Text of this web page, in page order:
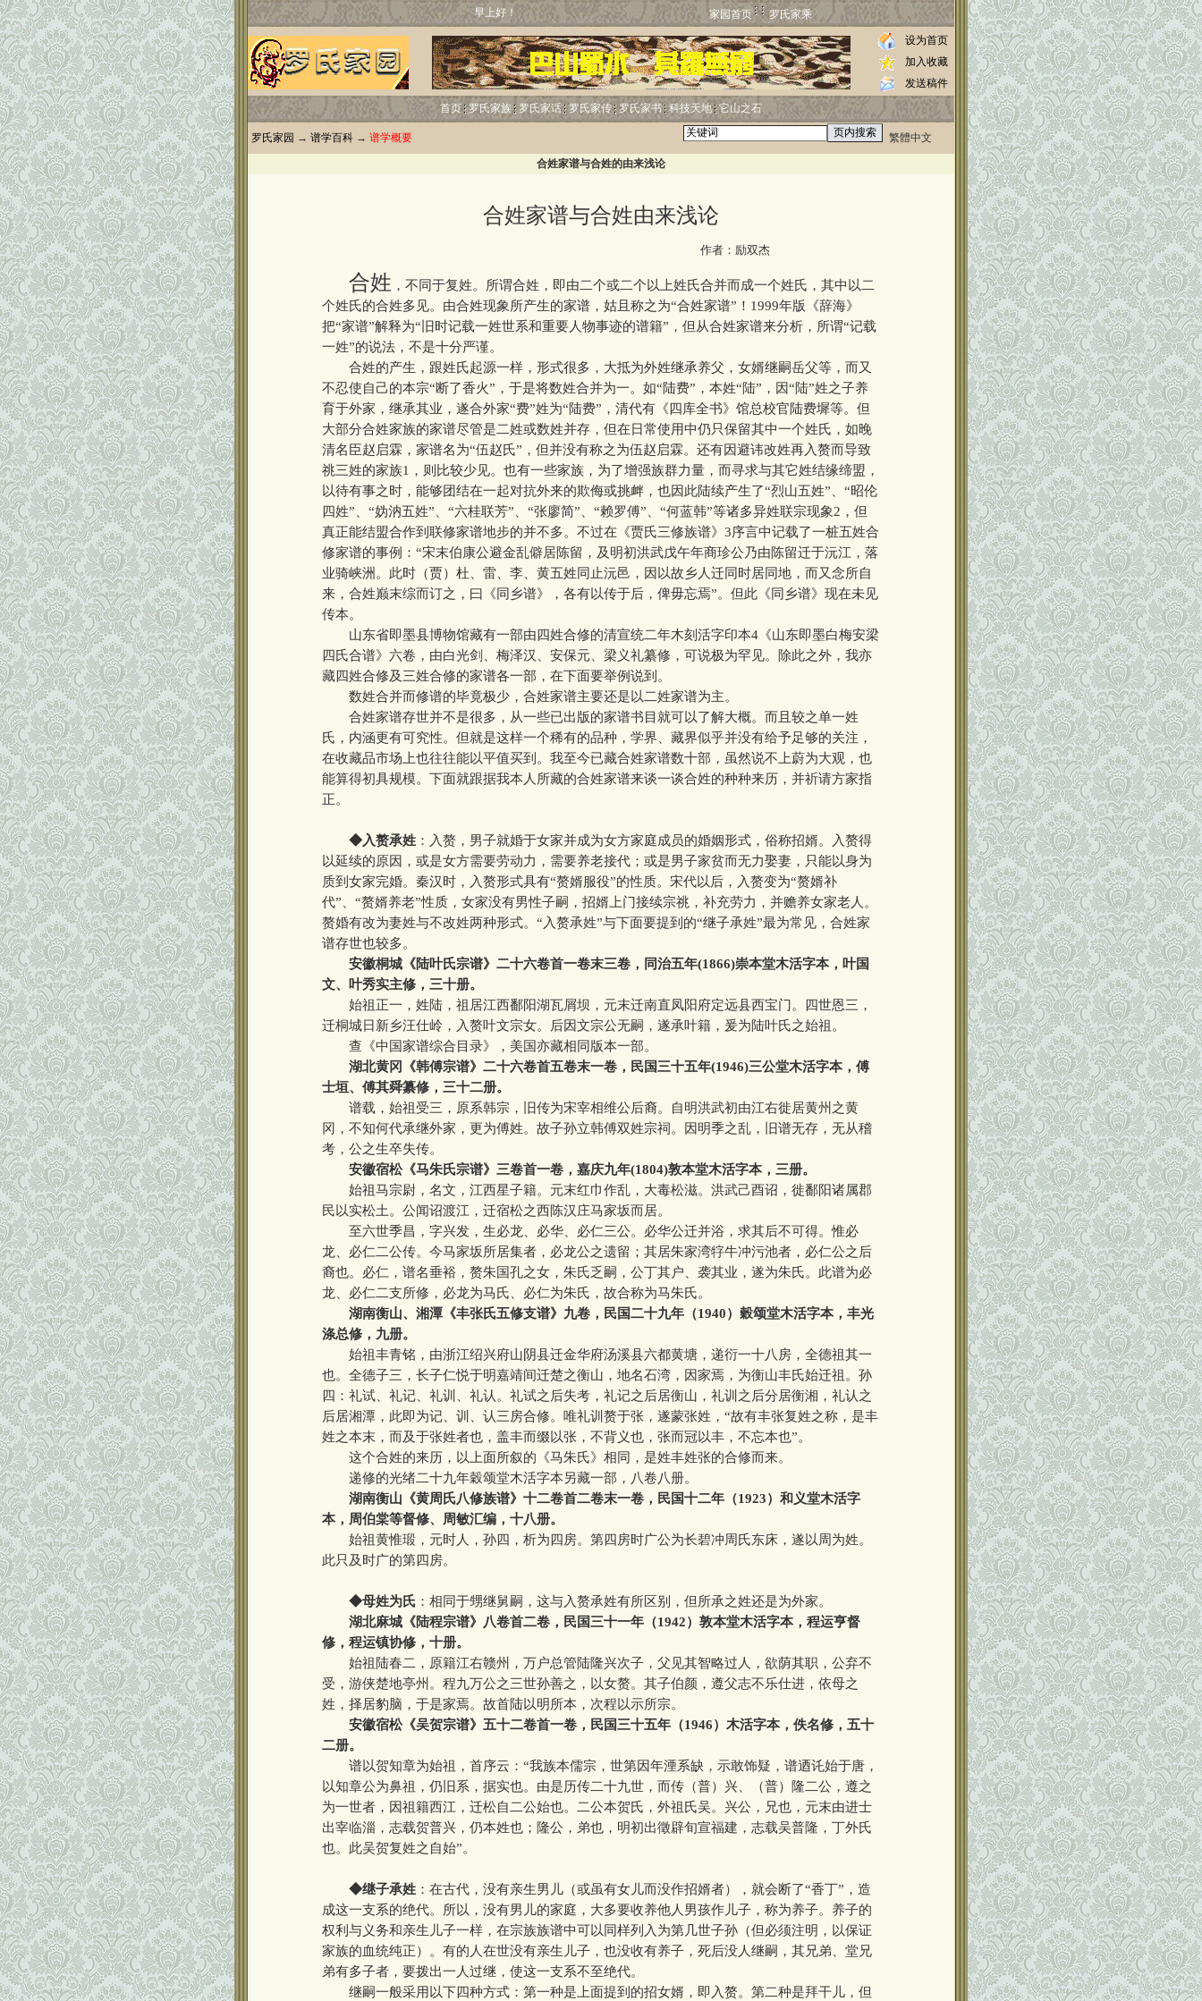
早上好！ 家园首页 罗氏家乘
设为首页
加入收藏
发送稿件
首页 罗氏家族 罗氏家话 罗氏家传 罗氏家书 科技天地 它山之石
罗氏家园 → 谱学百科 → 谱学概要 繁體中文
合姓家谱与合姓的由来浅论
合姓家谱与合姓由来浅论
作者：励双杰
合姓 ，不同于复姓。所谓合姓，即由二个或二个以上姓氏合并而成一个姓氏，其中以二
个姓氏的合姓多见。由合姓现象所产生的家谱，姑且称之为“合姓家谱”！1999年版《辞海》
把“家谱”解释为“旧时记载一姓世系和重要人物事迹的谱籍”，但从合姓家谱来分析，所谓“记载
一姓”的说法，不是十分严谨。
合姓的产生，跟姓氏起源一样，形式很多，大抵为外姓继承养父，女婿继嗣岳父等，而又
不忍使自己的本宗“断了香火”，于是将数姓合并为一。如“陆费”，本姓“陆”，因“陆”姓之子养
育于外家，继承其业，遂合外家“费”姓为“陆费”，清代有《四库全书》馆总校官陆费墀等。但
大部分合姓家族的家谱尽管是二姓或数姓并存，但在日常使用中仍只保留其中一个姓氏，如晚
清名臣赵启霖，家谱名为“伍赵氏”，但并没有称之为伍赵启霖。还有因避讳改姓再入赘而导致
祧三姓的家族1，则比较少见。也有一些家族，为了增强族群力量，而寻求与其它姓结缘缔盟，
以待有事之时，能够团结在一起对抗外来的欺侮或挑衅，也因此陆续产生了“烈山五姓”、“昭伦
四姓”、“妫汭五姓”、“六桂联芳”、“张廖简”、“赖罗傅”、“何蓝韩”等诸多异姓联宗现象2，但
真正能结盟合作到联修家谱地步的并不多。不过在《贾氏三修族谱》3序言中记载了一桩五姓合
修家谱的事例：“宋末伯康公避金乱僻居陈留，及明初洪武戊午年商珍公乃由陈留迁于沅江，落
业骑峡洲。此时（贾）杜、雷、李、黄五姓同止沅邑，因以故乡人迁同时居同地，而又念所自
来，合姓巅末综而订之，曰《同乡谱》，各有以传于后，俾毋忘焉”。但此《同乡谱》现在未见
传本。
山东省即墨县博物馆藏有一部由四姓合修的清宣统二年木刻活字印本4《山东即墨白梅安梁
四氏合谱》六卷，由白光剑、梅泽汉、安保元、梁义礼纂修，可说极为罕见。除此之外，我亦
藏四姓合修及三姓合修的家谱各一部，在下面要举例说到。
数姓合并而修谱的毕竟极少，合姓家谱主要还是以二姓家谱为主。
合姓家谱存世并不是很多，从一些已出版的家谱书目就可以了解大概。而且较之单一姓
氏，内涵更有可究性。但就是这样一个稀有的品种，学界、藏界似乎并没有给予足够的关注，
在收藏品市场上也往往能以平值买到。我至今已藏合姓家谱数十部，虽然说不上蔚为大观，也
能算得初具规模。下面就跟据我本人所藏的合姓家谱来谈一谈合姓的种种来历，并祈请方家指
正。
◆入赘承姓 ：入赘，男子就婚于女家并成为女方家庭成员的婚姻形式，俗称招婿。入赘得
以延续的原因，或是女方需要劳动力，需要养老接代；或是男子家贫而无力娶妻，只能以身为
质到女家完婚。秦汉时，入赘形式具有“赘婿服役”的性质。宋代以后，入赘变为“赘婿补
代”、“赘婿养老”性质，女家没有男性子嗣，招婿上门接续宗祧，补充劳力，并赡养女家老人。
赘婚有改为妻姓与不改姓两种形式。“入赘承姓”与下面要提到的“继子承姓”最为常见，合姓家
谱存世也较多。
安徽桐城《陆叶氏宗谱》二十六卷首一卷末三卷，同治五年(1866)崇本堂木活字本，叶国
文、叶秀实主修，三十册。
始祖正一，姓陆，祖居江西鄱阳湖瓦屑坝，元末迁南直凤阳府定远县西宝门。四世恩三，
迁桐城日新乡汪仕岭，入赘叶文宗女。后因文宗公无嗣，遂承叶籍，爰为陆叶氏之始祖。
查《中国家谱综合目录》，美国亦藏相同版本一部。
湖北黄冈《韩傅宗谱》二十六卷首五卷末一卷，民国三十五年(1946)三公堂木活字本，傅
士垣、傅其舜纂修，三十二册。
谱载，始祖受三，原系韩宗，旧传为宋宰相维公后裔。自明洪武初由江右徙居黄州之黄
冈，不知何代承继外家，更为傅姓。故子孙立韩傅双姓宗祠。因明季之乱，旧谱无存，无从稽
考，公之生卒失传。
安徽宿松《马朱氏宗谱》三卷首一卷，嘉庆九年(1804)敦本堂木活字本，三册。
始祖马宗尉，名文，江西星子籍。元末红巾作乱，大毒松滋。洪武己酉诏，徙鄱阳诸属郡
民以实松土。公闻诏渡江，迁宿松之西陈汉庄马家坂而居。
至六世季昌，字兴发，生必龙、必华、必仁三公。必华公迁并浴，求其后不可得。惟必
龙、必仁二公传。今马家坂所居集者，必龙公之遗留；其居朱家湾牸牛冲污池者，必仁公之后
裔也。必仁，谱名垂裕，赘朱国孔之女，朱氏乏嗣，公丁其户、袭其业，遂为朱氏。此谱为必
龙、必仁二支所修，必龙为马氏、必仁为朱氏，故合称为马朱氏。
湖南衡山、湘潭《丰张氏五修支谱》九卷，民国二十九年（1940）穀颂堂木活字本，丰光
涤总修，九册。
始祖丰青铭，由浙江绍兴府山阴县迁金华府汤溪县六都黄塘，递衍一十八房，全德祖其一
也。全德子三，长子仁悦于明嘉靖间迁楚之衡山，地名石湾，因家焉，为衡山丰氏始迁祖。孙
四：礼试、礼记、礼训、礼认。礼试之后失考，礼记之后居衡山，礼训之后分居衡湘，礼认之
后居湘潭，此即为记、训、认三房合修。唯礼训赘于张，遂蒙张姓，“故有丰张复姓之称，是丰
姓之本末，而及于张姓者也，盖丰而缀以张，不背义也，张而冠以丰，不忘本也”。
这个合姓的来历，以上面所叙的《马朱氏》相同，是姓丰姓张的合修而来。
递修的光绪二十九年穀颂堂木活字本另藏一部，八卷八册。
湖南衡山《黄周氏八修族谱》十二卷首二卷末一卷，民国十二年（1923）和义堂木活字
本，周伯棠等督修、周敏汇编，十八册。
始祖黄惟瑖，元时人，孙四，析为四房。第四房时广公为长碧冲周氏东床，遂以周为姓。
此只及时广的第四房。
◆母姓为氏 ：相同于甥继舅嗣，这与入赘承姓有所区别，但所承之姓还是为外家。
湖北麻城《陆程宗谱》八卷首二卷，民国三十一年（1942）敦本堂木活字本，程运亨督
修，程运镇协修，十册。
始祖陆春二，原籍江右赣州，万户总管陆隆兴次子，父见其智略过人，欲荫其职，公弃不
受，游侠楚地亭州。程九万公之三世孙善之，以女赘。其子伯颜，遵父志不乐仕进，依母之
姓，择居豹脑，于是家焉。故首陆以明所本，次程以示所宗。
安徽宿松《吴贺宗谱》五十二卷首一卷，民国三十五年（1946）木活字本，佚名修，五十
二册。
谱以贺知章为始祖，首序云：“我族本儒宗，世第因年湮系缺，示敢饰疑，谱迺讬始于唐，
以知章公为鼻祖，仍旧系，据实也。由是历传二十九世，而传（普）兴、（普）隆二公，遵之
为一世者，因祖籍西江，迁松自二公始也。二公本贺氏，外祖氏吴。兴公，兄也，元末由进士
出宰临淄，志载贺普兴，仍本姓也；隆公，弟也，明初出徵辟旬宣福建，志载吴普隆，丁外氏
也。此吴贺复姓之自始”。
◆继子承姓 ：在古代，没有亲生男儿（或虽有女儿而没作招婿者），就会断了“香丁”，造
成这一支系的绝代。所以，没有男儿的家庭，大多要收养他人男孩作儿子，称为养子。养子的
权利与义务和亲生儿子一样，在宗族族谱中可以同样列入为第几世子孙（但必须注明，以保证
家族的血统纯正）。有的人在世没有亲生儿子，也没收有养子，死后没人继嗣，其兄弟、堂兄
弟有多子者，要拨出一人过继，使这一支系不至绝代。
继嗣一般采用以下四种方式：第一种是上面提到的招女婿，即入赘。第二种是拜干儿，但